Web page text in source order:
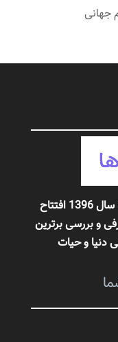
وبسایت برترین جاذبه ها در خرداد ماه سال 1396 افتتاح
و بررسی برترین
دنیا و حیات